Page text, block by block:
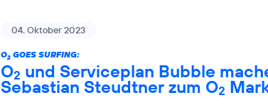
04. Oktober 2023
O2 GOES SURFING:
O2 und Serviceplan Bubble
Sebastian Steudtner zum O2